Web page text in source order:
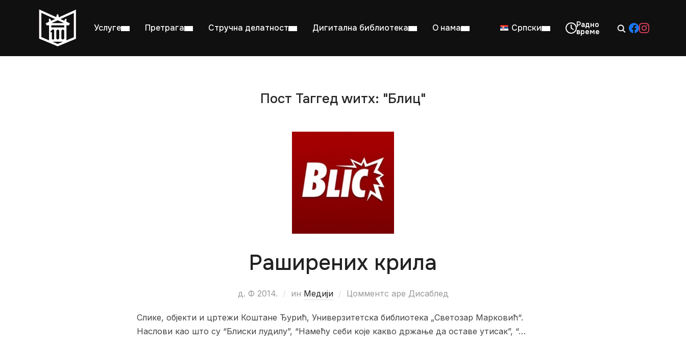
Услуге Претрага Стручна делатност Дигитална библиотека О нама Српски
Пост Таггед wитх: "Блиц"
Раширених крила
д. Ф 2014. ин Медији Цомментс аре Дисаблед
Слике, објекти и цртежи Коштане Ђурић, Универзитетска библиотека „Светозар Марковић“.
Наслови као што су “Блиски лудилу”, “Намећу себи које какво држање да оставе утисак”, “…